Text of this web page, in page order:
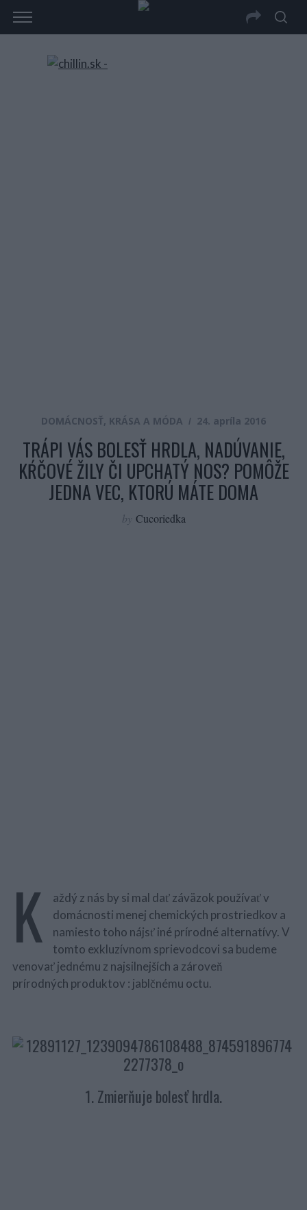
DOMÁCNOSŤ, KRÁSA A MÓDA 24. apríla 2016
TRÁPI VÁS BOLESŤ HRDLA, NADÚVANIE,
KŔČOVÉ ŽILY ČI UPCHATÝ NOS? POMÔŽE
JEDNA VEC, KTORÚ MÁTE DOMA
by Cucoriedka
K
aždý z nás by si mal dať záväzok používať v
domácnosti menej chemických prostriedkov a
namiesto toho nájsť iné prírodné alternatívy.V
tomto exkluzívnom sprievodcovi sa budeme
venovať jednému z najsilnejších a zároveň
prírodných produktov : jablčnému octu.
1. Zmierňuje bolesť hrdla.